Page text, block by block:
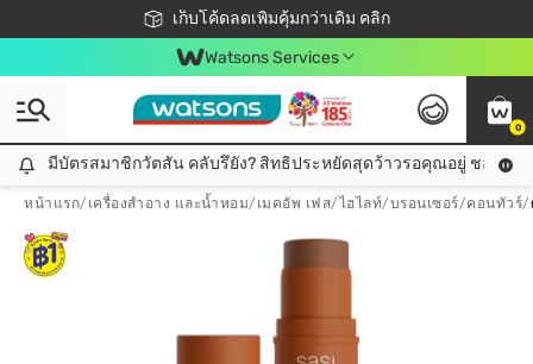
เก็บโค้ดลดเพิ่มคุ้มกว่าเดิม คลิก
ชอปออนไลน์ครั้งแรก ลดเพิ่มจุก ๆ 10%! 🎉
📦ส่งฟรี! เมื่อชอป 499฿
สมาชิกวัตสัน คลับดียังไง?
Watsons Services
0
มีบัตรสมาชิกวัตสัน คลับรึยัง? สิทธิประหยัดสุดว้าวรอคุณอยู่ ชอปคุ้มกว่าเดิม คลิก!
มีบัตรสมาชิกวัตสัน คลับรึยัง? สิทธิประหยัดสุดว้าวรอคุณอยู่ ชอปคุ้มก
หน้าแรก/ เครื่องสำอาง และน้ำหอม/ เมคอัพ เฟส/ไฮไลท์/บรอนเซอร์/คอนทัวร์/